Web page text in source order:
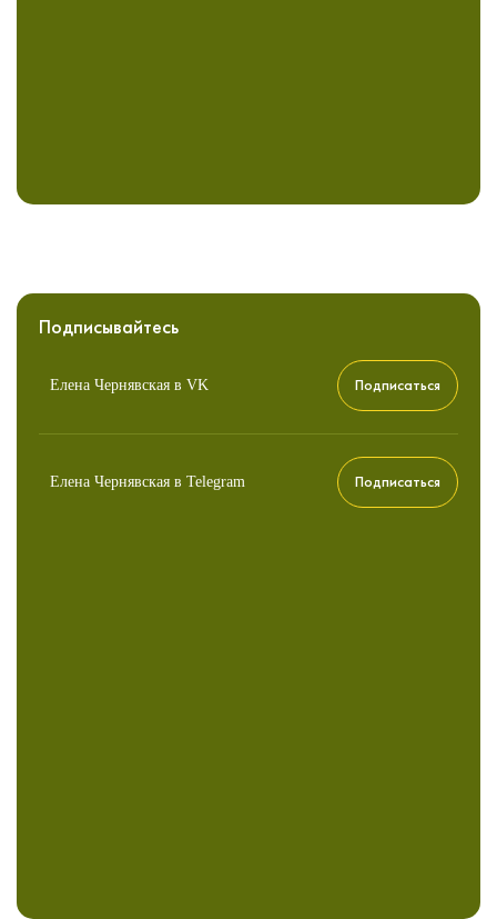
Подписывайтесь
Елена Чернявская в VK Подписаться
Елена Чернявская в Telegram Подписаться